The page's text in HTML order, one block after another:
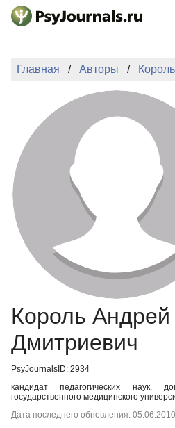
Перейти к основному содержанию
АВТОРЫ
ПОДАТЬ
БАЗА
КЛЮЧЕВЫЕ
Регистрация
Главная Авторы
Король Андрей
Дмитриевич
PsyJournalsID: 2934
кандидат педагогических наук,
государственного медицинского
Дата последнего обновления: 05.06.2010